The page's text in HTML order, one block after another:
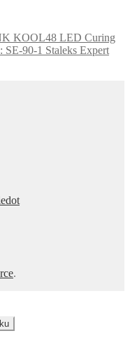
KOOL48 LED Curing
Staleks Expert
.